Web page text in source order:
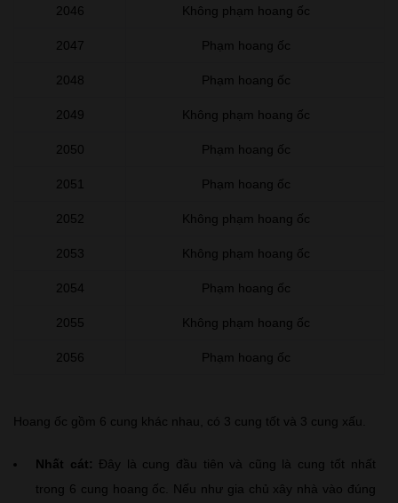
2046 Không phạm hoang ốc
2047 Phạm hoang ốc
2048 Phạm hoang ốc
2049 Không phạm hoang ốc
2050 Phạm hoang ốc
2051 Phạm hoang ốc
2052 Không phạm hoang ốc
2053 Không phạm hoang ốc
2054 Phạm hoang ốc
2055 Không phạm hoang ốc
2056 Phạm hoang ốc
Hoang ốc gồm 6 cung khác nhau, có 3 cung tốt và 3 cung xấu.
Nhất cát:Đây là cung đầu tiên và cũng là cung tốt nhất
trong 6 cung hoang ốc. Nếu như gia chủ xây nhà vào đúng